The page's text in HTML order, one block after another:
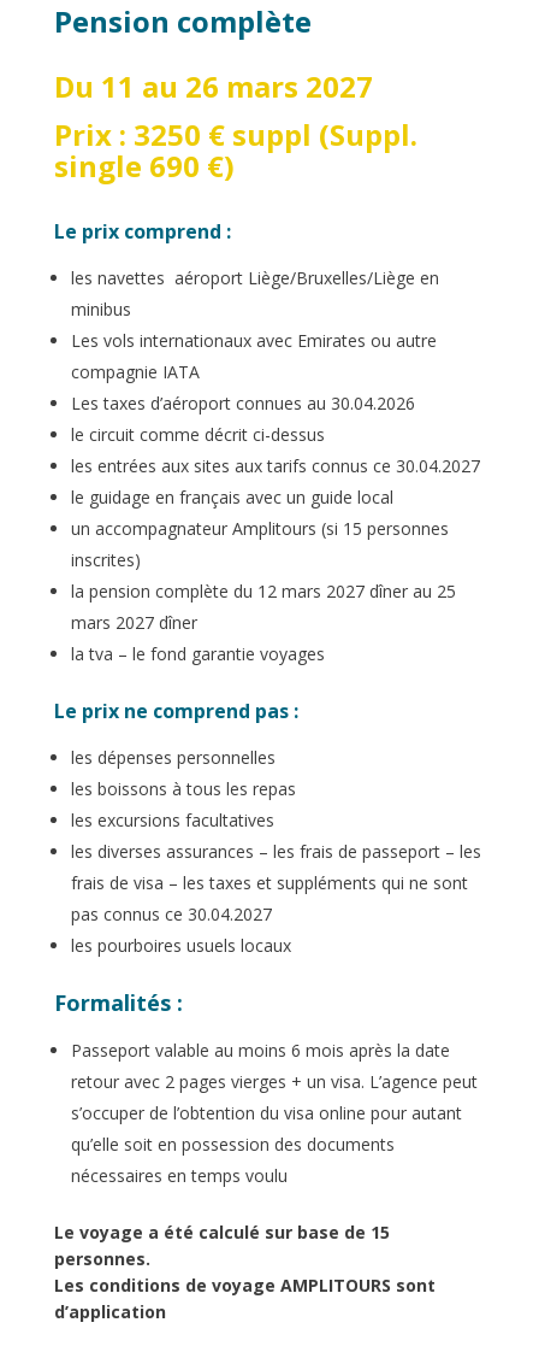
Pension complète
Du 11 au 26 mars 2027
Prix : 3250 € suppl (Suppl.
single 690 €)
Le prix comprend :
les navettes aéroport Liège/Bruxelles/Liège en
minibus
Les vols internationaux avec Emirates ou autre
compagnie IATA
Les taxes d’aéroport connues au 30.04.2026
le circuit comme décrit ci-dessus
les entrées aux sites aux tarifs connus ce 30.04.2027
le guidage en français avec un guide local
un accompagnateur Amplitours (si 15 personnes
inscrites)
la pension complète du 12 mars 2027 dîner au 25
mars 2027 dîner
la tva – le fond garantie voyages
Le prix ne comprend pas :
les dépenses personnelles
les boissons à tous les repas
les excursions facultatives
les diverses assurances – les frais de passeport – les
frais de visa – les taxes et suppléments qui ne sont
pas connus ce 30.04.2027
les pourboires usuels locaux
Formalités :
Passeport valable au moins 6 mois après la date
retour avec 2 pages vierges + un visa. L’agence peut
s’occuper de l’obtention du visa online pour autant
qu’elle soit en possession des documents
nécessaires en temps voulu
Le voyage a été calculé sur base de 15
personnes.
Les conditions de voyage AMPLITOURS sont
d’application